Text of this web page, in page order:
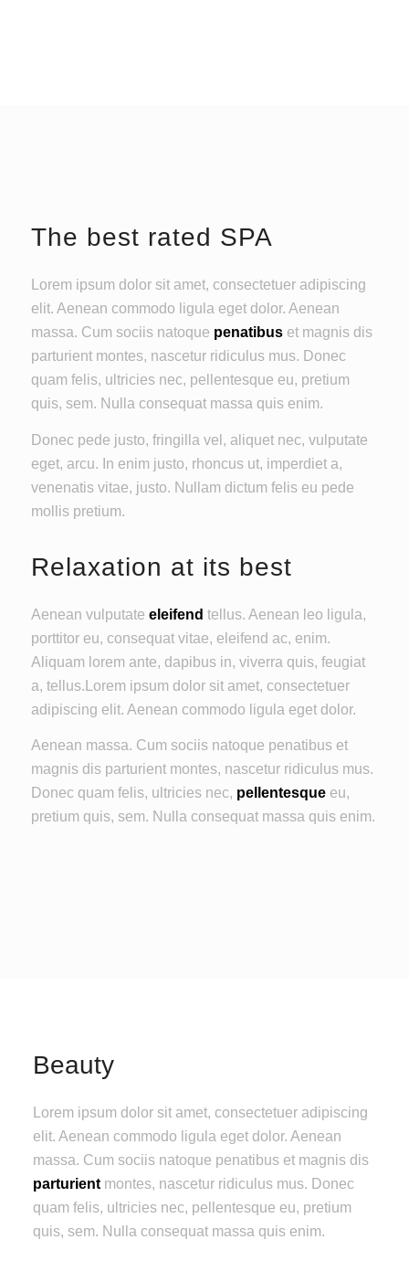
The best rated SPA
Lorem ipsum dolor sit amet, consectetuer adipiscing
elit. Aenean commodo ligula eget dolor. Aenean
massa. Cum sociis natoque penatibuset magnis dis
parturient montes, nascetur ridiculus mus. Donec
quam felis, ultricies nec, pellentesque eu, pretium
quis, sem. Nulla consequat massa quis enim.
Donec pede justo, fringilla vel, aliquet nec, vulputate
eget, arcu. In enim justo, rhoncus ut, imperdiet a,
venenatis vitae, justo. Nullam dictum felis eu pede
mollis pretium.
Relaxation at its best
Aenean vulputate eleifend tellus. Aenean leo ligula,
porttitor eu, consequat vitae, eleifend ac, enim.
Aliquam lorem ante, dapibus in, viverra quis, feugiat
a, tellus.Lorem ipsum dolor sit amet, consectetuer
adipiscing elit. Aenean commodo ligula eget dolor.
Aenean massa. Cum sociis natoque penatibus et
magnis dis parturient montes, nascetur ridiculus mus.
Donec quam felis, ultricies nec, pellentesqueeu,
pretium quis, sem. Nulla consequat massa quis enim.
Beauty
Lorem ipsum dolor sit amet, consectetuer adipiscing
elit. Aenean commodo ligula eget dolor. Aenean
massa. Cum sociis natoque penatibus et magnis dis
parturientmontes, nascetur ridiculus mus. Donec
quam felis, ultricies nec, pellentesque eu, pretium
quis, sem. Nulla consequat massa quis enim.